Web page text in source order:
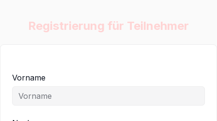
Registrierung für Teilnehmer
Vorname